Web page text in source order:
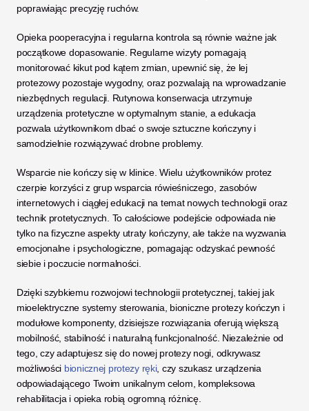
poprawiając precyzję ruchów.
Opieka pooperacyjna i regularna kontrola są równie ważne jak
początkowe dopasowanie. Regularne wizyty pomagają
monitorować kikut pod kątem zmian, upewnić się, że lej
protezowy pozostaje wygodny, oraz pozwalają na wprowadzanie
niezbędnych regulacji. Rutynowa konserwacja utrzymuje
urządzenia protetyczne w optymalnym stanie, a edukacja
pozwala użytkownikom dbać o swoje sztuczne kończyny i
samodzielnie rozwiązywać drobne problemy.
Wsparcie nie kończy się w klinice. Wielu użytkowników protez
czerpie korzyści z grup wsparcia rówieśniczego, zasobów
internetowych i ciągłej edukacji na temat nowych technologii oraz
technik protetycznych. To całościowe podejście odpowiada nie
tylko na fizyczne aspekty utraty kończyny, ale także na wyzwania
emocjonalne i psychologiczne, pomagając odzyskać pewność
siebie i poczucie normalności.
Dzięki szybkiemu rozwojowi technologii protetycznej, takiej jak
mioelektryczne systemy sterowania, bioniczne protezy kończyn i
modułowe komponenty, dzisiejsze rozwiązania oferują większą
mobilność, stabilność i naturalną funkcjonalność. Niezależnie od
tego, czy adaptujesz się do nowej protezy nogi, odkrywasz
możliwości bionicznej protezy ręki, czy szukasz urządzenia
odpowiadającego Twoim unikalnym celom, kompleksowa
rehabilitacja i opieka robią ogromną różnicę.